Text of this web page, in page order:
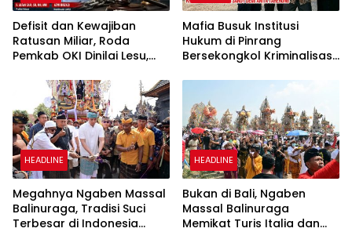
Defisit dan Kewajiban
Ratusan Miliar, Roda
Pemkab OKI Dinilai Lesu,
Akar Persoalan
Mafia Busuk Institusi
Hukum di Pinrang
Bersekongkol Kriminalisasi
HEADLINE
Megahnya Ngaben Massal
Balinuraga, Tradisi Suci
Terbesar di Indonesia
HEADLINE
Bukan di Bali, Ngaben
Massal Balinuraga
Memikat Turis Italia dan